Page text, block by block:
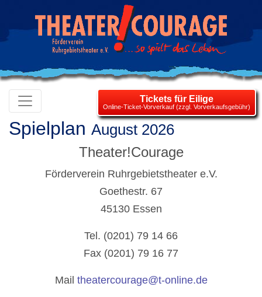
Tickets für Eilige
Online-Ticket-Vorverkauf (zzgl. Vorverkaufsgebühr)
Spielplan August 2026
Theater!Courage
Förderverein Ruhrgebietstheater e.V.
Goethestr. 67
45130 Essen
Tel. (0201) 79 14 66
Fax (0201) 79 16 77
Mail theatercourage@t-online.de